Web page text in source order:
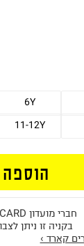
6Y
11-12Y
חברי מועדון DREAM CARD
בקניה זו ניתן לצבור כ 5
קארד ›